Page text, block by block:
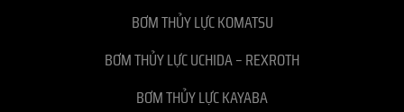
BƠM THỦY LỰC KOMATSU
BƠM THỦY LỰC UCHIDA – REXROTH
BƠM THỦY LỰC KAYABA